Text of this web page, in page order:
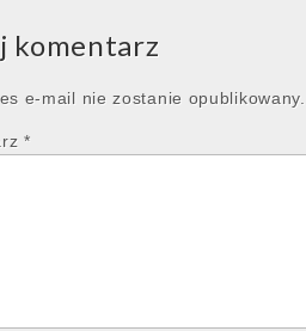
komentarz
e-mail nie zostanie opublikowany.
*